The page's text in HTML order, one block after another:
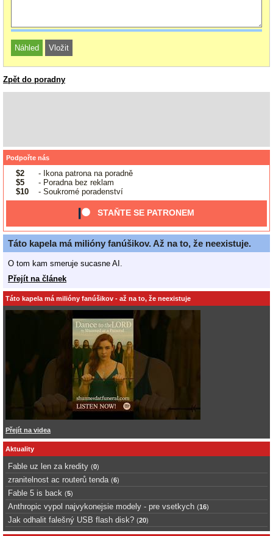
Zpět do poradny
Podpořte nás
$2
- Ikona patrona na poradně
$5
- Poradna bez reklam
$10
- Soukromé poradenství
STAŇTE SE PATRONEM
Táto kapela má milióny fanúšikov. Až na to, že neexistuje.
O tom kam smeruje sucasne AI.
Přejít na článek
Táto kapela má milióny fanúšikov - až na to, že neexistuje
Přejít na videa
Aktuality
Fable uz len za kredity (0)
zranitelnost ac routerů tenda (6)
Fable 5 is back (5)
Anthropic vypol najvykonejsie modely - pre vsetkych (16)
Jak odhalit falešný USB flash disk? (20)